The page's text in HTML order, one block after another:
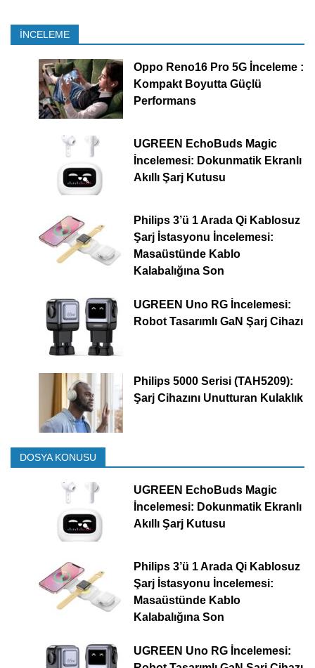
İNCELEME
Oppo Reno16 Pro 5G İnceleme :
Kompakt Boyutta Güçlü
Performans
UGREEN EchoBuds Magic
İncelemesi: Dokunmatik Ekranlı
Akıllı Şarj Kutusu
Philips 3’ü 1 Arada Qi Kablosuz
Şarj İstasyonu İncelemesi:
Masaüstünde Kablo
Kalabalığına Son
UGREEN Uno RG İncelemesi:
Robot Tasarımlı GaN Şarj Cihazı
Philips 5000 Serisi (TAH5209):
Şarj Cihazını Unutturan Kulaklık
DOSYA KONUSU
UGREEN EchoBuds Magic
İncelemesi: Dokunmatik Ekranlı
Akıllı Şarj Kutusu
Philips 3’ü 1 Arada Qi Kablosuz
Şarj İstasyonu İncelemesi:
Masaüstünde Kablo
Kalabalığına Son
UGREEN Uno RG İncelemesi: